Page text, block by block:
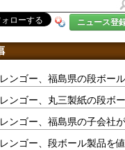
ニュース登
レンゴー、福島県の段ボー
レンゴー、丸三製紙の段ボ
レンゴー、福島県の子会社
レンゴー、段ボール製品を